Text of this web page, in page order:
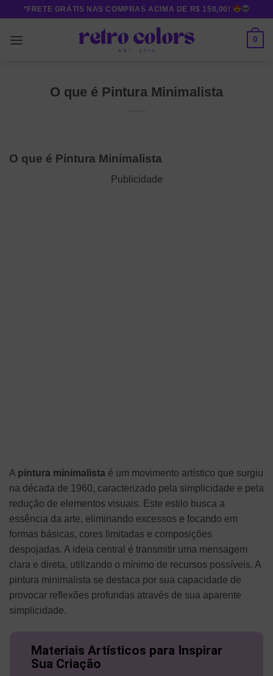
content
*FRETE GRÁTIS NAS COMPRAS ACIMA DE R$ 150,00!
0
O que é Pintura Minimalista
O que é Pintura Minimalista
Publicidade
A pintura minimalista é um movimento artístico que surgiu
na década de 1960, caracterizado pela simplicidade e pela
redução de elementos visuais. Este estilo busca a
essência da arte, eliminando excessos e focando em
formas básicas, cores limitadas e composições
despojadas. A ideia central é transmitir uma mensagem
clara e direta, utilizando o mínimo de recursos possíveis. A
pintura minimalista se destaca por sua capacidade de
provocar reflexões profundas através de sua aparente
simplicidade.
Materiais Artísticos para Inspirar
Sua Criação